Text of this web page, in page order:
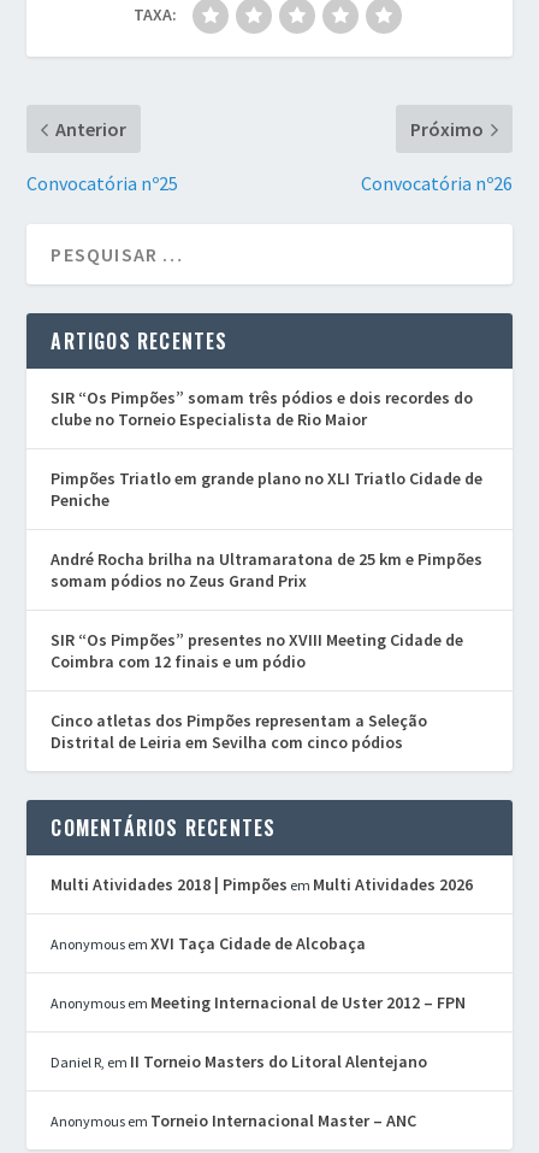
TAXA:
Anterior
Convocatória nº25
Próximo
Convocatória nº26
ARTIGOS RECENTES
SIR “Os Pimpões” somam três pódios e dois recordes do
clube no Torneio Especialista de Rio Maior
Pimpões Triatlo em grande plano no XLI Triatlo Cidade de
Peniche
André Rocha brilha na Ultramaratona de 25 km e Pimpões
somam pódios no Zeus Grand Prix
SIR “Os Pimpões” presentes no XVIII Meeting Cidade de
Coimbra com 12 finais e um pódio
Cinco atletas dos Pimpões representam a Seleção
Distrital de Leiria em Sevilha com cinco pódios
COMENTÁRIOS RECENTES
Multi Atividades 2018 | Pimpões em Multi Atividades 2026
Anonymous emXVI Taça Cidade de Alcobaça
Anonymous em Meeting Internacional de Uster 2012 – FPN
Daniel R, em II Torneio Masters do Litoral Alentejano
Anonymous em Torneio Internacional Master – ANC